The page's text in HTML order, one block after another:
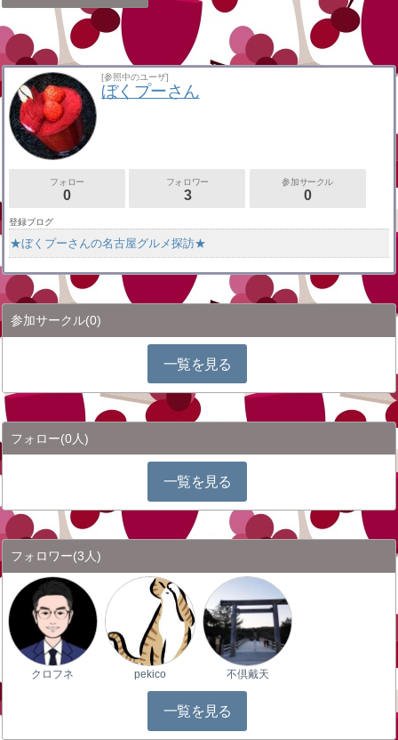
[参照中のユーザ]
ぼくプーさん
フォロー
0
フォロワー
3
参加サークル
0
登録ブログ
★ぼくプーさんの名古屋グルメ探訪★
参加サークル(0)
一覧を見る
フォロー(0人)
一覧を見る
フォロワー(3人)
クロフネ pekico 不倶戴天
一覧を見る